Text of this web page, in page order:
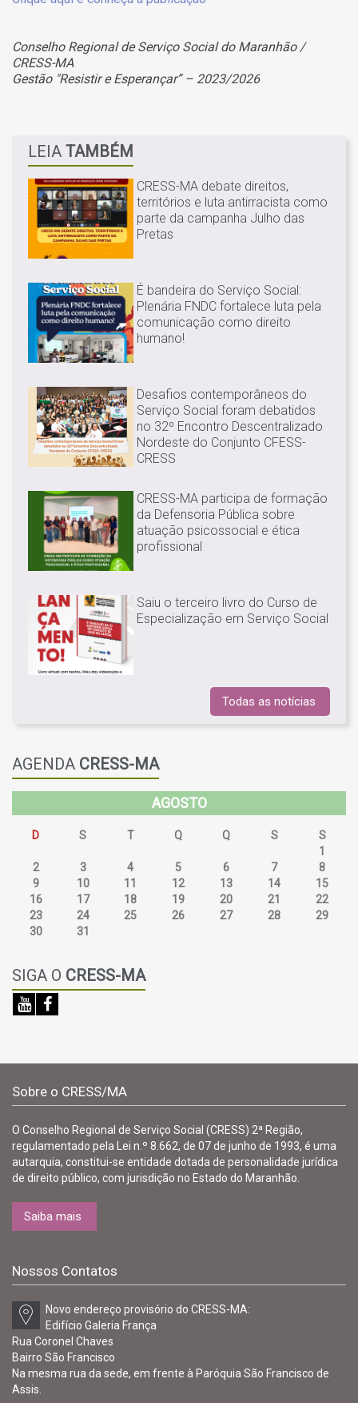
Conselho Regional de Serviço Social do Maranhão /
CRESS-MA
Gestão "Resistir e Esperançar” – 2023/2026
LEIA TAMBÉM
CRESS-MA debate direitos,
territórios e luta antirracista como
parte da campanha Julho das
Pretas
É bandeira do Serviço Social:
Plenária FNDC fortalece luta pela
comunicação como direito
humano!
Desafios contemporâneos do
Serviço Social foram debatidos
no 32º Encontro Descentralizado
Nordeste do Conjunto CFESS-
CRESS
CRESS-MA participa de formação
da Defensoria Pública sobre
atuação psicossocial e ética
profissional
Saiu o terceiro livro do Curso de
Especialização em Serviço Social
Todas as notícias
AGENDA CRESS-MA
AGOSTO
D S T Q Q S
S
1
2
3 4 5 6 7
8
9
10 11 12 13 14
15
16
17 18 19 20 21
22
23
24 25 26 27 28
29
30
31
SIGA O CRESS-MA
Sobre o CRESS/MA
O Conselho Regional de Serviço Social (CRESS) 2ª Região,
regulamentado pela Lei n.º 8.662, de 07 de junho de 1993, é uma
autarquia, constitui-se entidade dotada de personalidade jurídica
de direito público, com jurisdição no Estado do Maranhão.
Saiba mais
Nossos Contatos
Novo endereço provisório do CRESS-MA:
Edifício Galeria França
Rua Coronel Chaves
Bairro São Francisco
Na mesma rua da sede, em frente à Paróquia São Francisco de
Assis.